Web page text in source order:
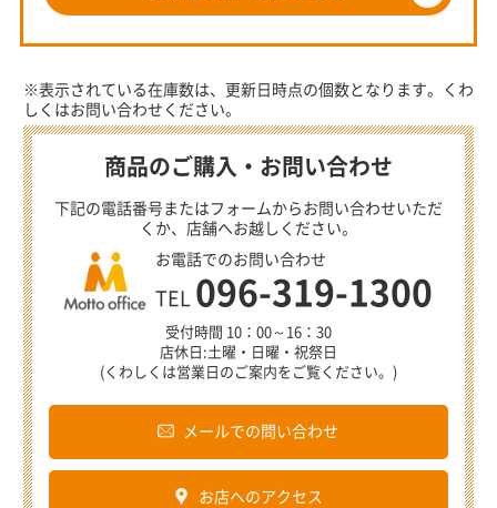
※表示されている在庫数は、更新日時点の個数となります。くわ
しくはお問い合わせください。
商品のご購入・お問い合わせ
下記の電話番号またはフォームからお問い合わせいただ
くか、店舗へお越しください。
お電話でのお問い合わせ
TEL 096-319-1300
受付時間 10：00～16：30
店休日:土曜・日曜・祝祭日
(くわしくは営業日のご案内をご覧ください。)
メールでの問い合わせ
お店へのアクセス